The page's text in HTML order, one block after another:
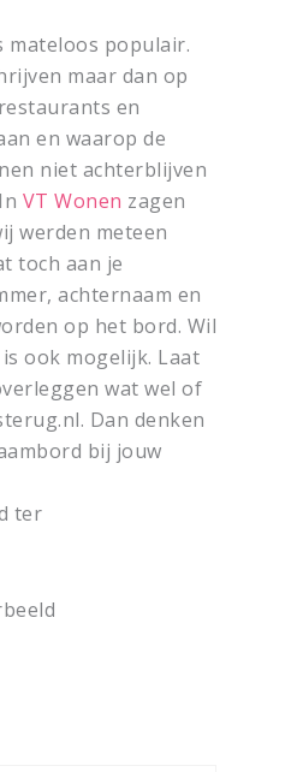
mateloos populair.
maar dan op
en
en waarop de
niet achterblijven
VT Wonen zagen
werden meteen
toch aan je
achternaam en
op het bord. Wil
ook mogelijk. Laat
wat wel of
Dan denken
bij jouw
ter